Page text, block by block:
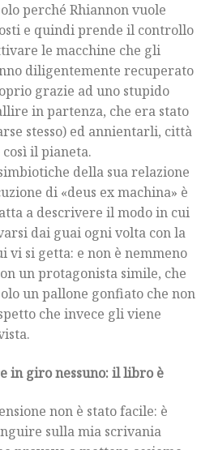
perché Rhiannon vuole
e quindi prende il controllo
le macchine che gli
diligentemente recuperato
grazie ad uno stupido
in partenza, che era stato
stesso) ed annientarli, città
il pianeta.
della sua relazione
di «deus ex machina» è
a descrivere il modo in cui
dai guai ogni volta con la
vi si getta: e non è nemmeno
un protagonista simile, che
un pallone gonfiato che non
che invece gli viene
in giro nessuno: il libro è
non è stato facile: è
sulla mia scrivania